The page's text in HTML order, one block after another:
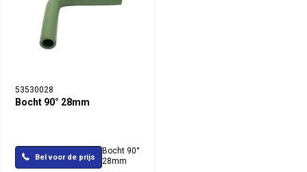
53530028
Bocht 90° 28mm
Bel voor de prijs
Bocht 90°
28mm